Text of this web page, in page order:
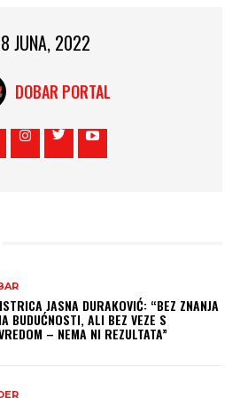
JUNA, 2022
DOBAR PORTAL
JASNA DURAKOVIĆ: “BEZ ZNANJA
BUDUĆNOSTI, ALI BEZ VEZE S
– NEMA NI REZULTATA”